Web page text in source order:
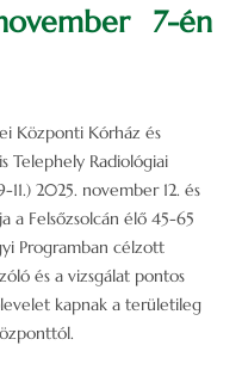
7-én
Központi Kórház és
Telephely Radiológiai
2025. november 12. és
a Felsőzsolcán élő 45-65
Programban célzott
és a vizsgálat pontos
kapnak a területileg